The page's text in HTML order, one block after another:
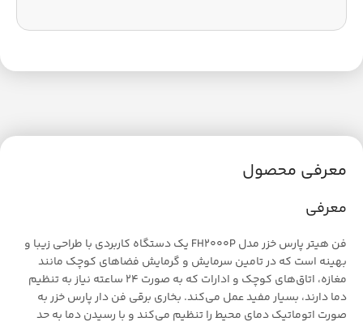
معرفی محصول
معرفی
فن هیتر پارس خزر مدل FH2000P یک دستگاه کاربردی با طراحی زیبا و
بهینه است که در تامین سرمایش و گرمایش فضا‌های کوچک مانند
مغازه، اتاق‌های کوچک و ادارات که به صورت ۲۴ ساعته نیاز به تنظیم
دما دارند، بسیار مفید عمل می‌کند. بخاری برقی فن دار پارس خزر به
صورت اتوماتیک دمای محیط را تنظیم می‌کند و با رسیدن دما به حد